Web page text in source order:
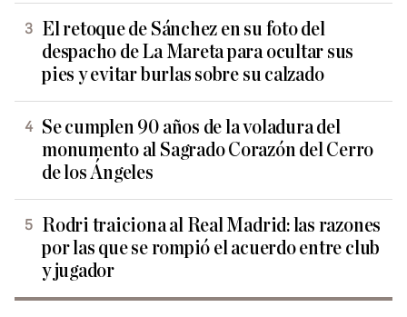
El retoque de Sánchez en su foto del
despacho de La Mareta para ocultar sus
pies y evitar burlas sobre su calzado
Se cumplen 90 años de la voladura del
monumento al Sagrado Corazón del Cerro
de los Ángeles
Rodri traiciona al Real Madrid: las razones
por las que se rompió el acuerdo entre club
y jugador